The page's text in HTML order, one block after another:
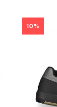
10%